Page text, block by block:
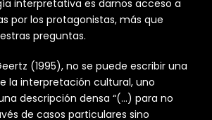
interpretativa es darnos acceso a
por los protagonistas, más que
preguntas.
(1995), no se puede escribir una
la interpretación cultural, uno
descripción densa “(…) para no
de casos particulares sino